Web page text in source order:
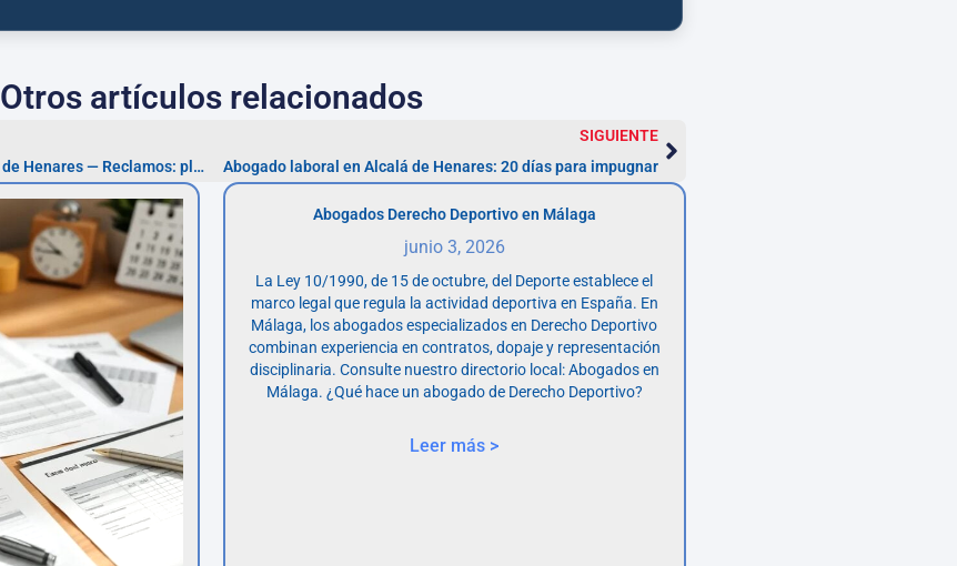
Otros artículos relacionados
Abogados inmobiliarios en Alcalá de Henares — Reclamos: plazo 10 años
SIGUIENTE
Abogado laboral en Alcalá de Henares: 20 días para impugnar
Abogados Derecho Deportivo en Málaga
junio 3, 2026
La Ley 10/1990, de 15 de octubre, del Deporte establece el
marco legal que regula la actividad deportiva en España. En
Málaga, los abogados especializados en Derecho Deportivo
combinan experiencia en contratos, dopaje y representación
disciplinaria. Consulte nuestro directorio local: Abogados en
Málaga. ¿Qué hace un abogado de Derecho Deportivo?
Leer más >